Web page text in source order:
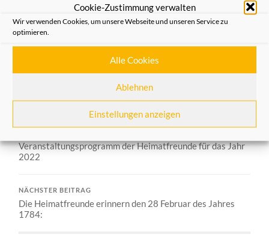
Cookie-Zustimmung verwalten
Wir verwenden Cookies, um unsere Webseite und unseren Service zu
optimieren.
Alle Cookies
Ablehnen
Einstellungen anzeigen
Katastrophe in der Geschichte von Neuss.
Radio News 89,4 strahlt die Sendung der Heimatfreunde
aus dem Medienzentrum des Rhein-Kreises-Neuss am
Neuss – über das Internet zu hören.
Veranstaltungsprogramm der Heimatfreunde für das Jahr
2022
NÄCHSTER BEITRAG
Die Heimatfreunde erinnern den 28 Februar des Jahres
1784: